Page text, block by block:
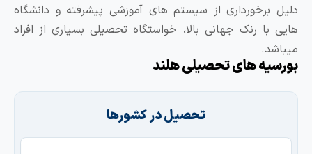
برخورداری از سیستم های آموزشی پیشرفته و دانشگاه
با رنک جهانی بالا، خواستگاه تحصیلی بسیاری از افراد
های تحصیلی هلند
تحصیل در کشورها